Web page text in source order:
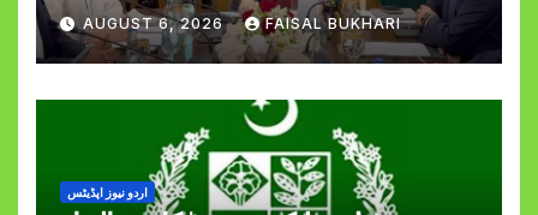
AUGUST 6, 2026 FAISAL BUKHARI
اردو نیوز اپڈیٹس